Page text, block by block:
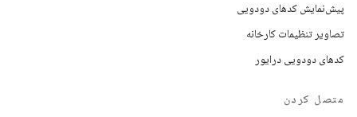
پیش‌نمایش کدهای دودویی
تصاویر تنظیمات کارخانه
کدهای دودویی درایور
متصل کردن